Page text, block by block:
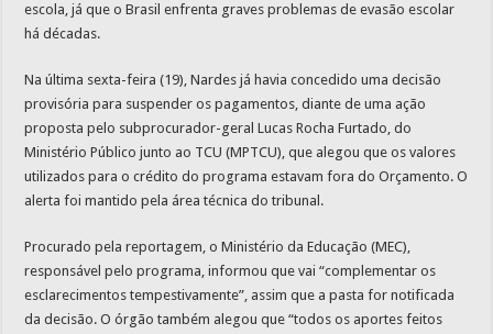
escola, já que o Brasil enfrenta graves problemas de evasão escolar
há décadas.
Na última sexta-feira (19), Nardes já havia concedido uma decisão
provisória para suspender os pagamentos, diante de uma ação
proposta pelo subprocurador-geral Lucas Rocha Furtado, do
Ministério Público junto ao TCU (MPTCU), que alegou que os valores
utilizados para o crédito do programa estavam fora do Orçamento. O
alerta foi mantido pela área técnica do tribunal.
Procurado pela reportagem, o Ministério da Educação (MEC),
responsável pelo programa, informou que vai “complementar os
esclarecimentos tempestivamente”, assim que a pasta for notificada
da decisão. O órgão também alegou que “todos os aportes feitos